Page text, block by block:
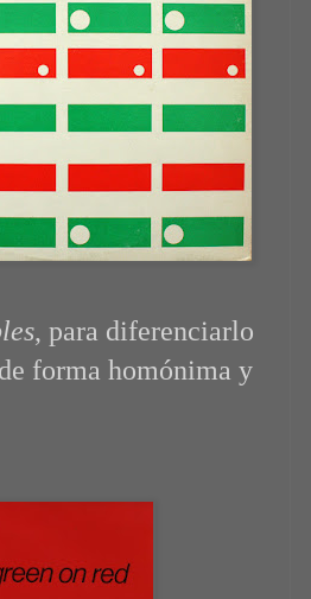
, para diferenciarlo
forma homónima y